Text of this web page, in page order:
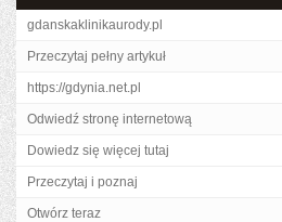
gdanskaklinikaurody.pl
Przeczytaj pełny artykuł
https://gdynia.net.pl
Odwiedź stronę internetową
Dowiedz się więcej tutaj
Przeczytaj i poznaj
Otwórz teraz